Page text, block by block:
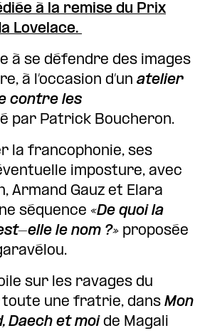
à la remise du Prix
Lovelace.
à se défendre des images
à l’occasion d’un atelier
contre les
par Patrick Boucheron.
la francophonie, ses
imposture, avec
Armand Gauz et Elara
séquence «De quoi la
elle le nom ?» proposée
sur les ravages du
toute une fratrie, dans Mon
Daech et moi de Magali